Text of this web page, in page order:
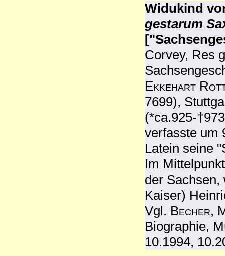
Widukind
gestarum
Corvey, Res
Ekkehart
7699),
(*ca.925-
verfasste um
Latein seine
Im
der Sachsen,
Kaiser)
Vgl. Becher,
Biographie,
10.1994,